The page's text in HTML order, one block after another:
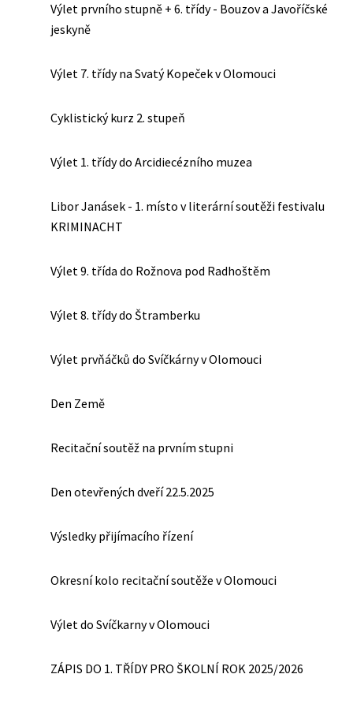
Výlet prvního stupně + 6. třídy - Bouzov a Javoříčské
jeskyně
Výlet 7. třídy na Svatý Kopeček v Olomouci
Cyklistický kurz 2. stupeň
Výlet 1. třídy do Arcidiecézního muzea
Libor Janásek - 1. místo v literární soutěži festivalu
KRIMINACHT
Výlet 9. třída do Rožnova pod Radhoštěm
Výlet 8. třídy do Štramberku
Výlet prvňáčků do Svíčkárny v Olomouci
Den Země
Recitační soutěž na prvním stupni
Den otevřených dveří 22.5.2025
Výsledky přijímacího řízení
Okresní kolo recitační soutěže v Olomouci
Výlet do Svíčkarny v Olomouci
ZÁPIS DO 1. TŘÍDY PRO ŠKOLNÍ ROK 2025/2026